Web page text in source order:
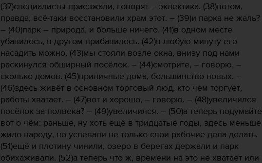
(37)специалисты приезжали, говорят – эклектика. (38)потом,
правда, всё-таки восстановили храм этот. – (39)и парка не жаль?
– (40)парк – природа, и больше ничего. (41)в одном месте
убавилось, в другом прибавилось. (42)в любую минуту его
насадить можно. (43)мы стояли возле окна, внизу под нами
раскинулся обширный посёлок. – (44)смотрите, – говорю, –
сколько домов. (45)приличные дома, большинство новых. –
(46)здесь живёт в основном торговый люд, кто чем торгует,
работы хватает. – (47)вот и хорошо, – говорю. – (48)увеличился
посёлок за полвека? – (49)увеличился. – (50)а теперь подумайте
вот о чём: раньше, ну хоть ещё в тридцатые годы, здесь меньше
жило народу, но успевали не только свои рабочие дела делать.
(51)ещё и плотину чинили, озеро в берегах держали и парк
обихаживали. (52)а теперь что ж, времени на это не хватает или